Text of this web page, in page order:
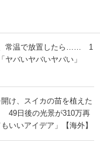
、常温で放置したら…… 1
バいヤバいヤバい」
け、スイカの苗を植えた
日後の光景が310万再
いいアイデア」【海外】